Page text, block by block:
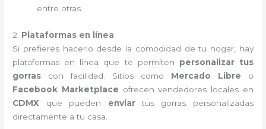
entre otras.
2. Plataformas en línea
Si prefieres hacerlo desde la comodidad de tu hogar, hay
plataformas en línea que te permiten personalizar tus
gorras con facilidad. Sitios como Mercado Libre o
Facebook Marketplace ofrecen vendedores locales en
CDMX que pueden enviartus gorras personalizadas
directamente a tu casa.